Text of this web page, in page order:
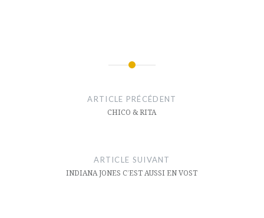
ARTICLE PRÉCÉDENT
CHICO & RITA
ARTICLE SUIVANT
INDIANA JONES C’EST AUSSI EN VOST